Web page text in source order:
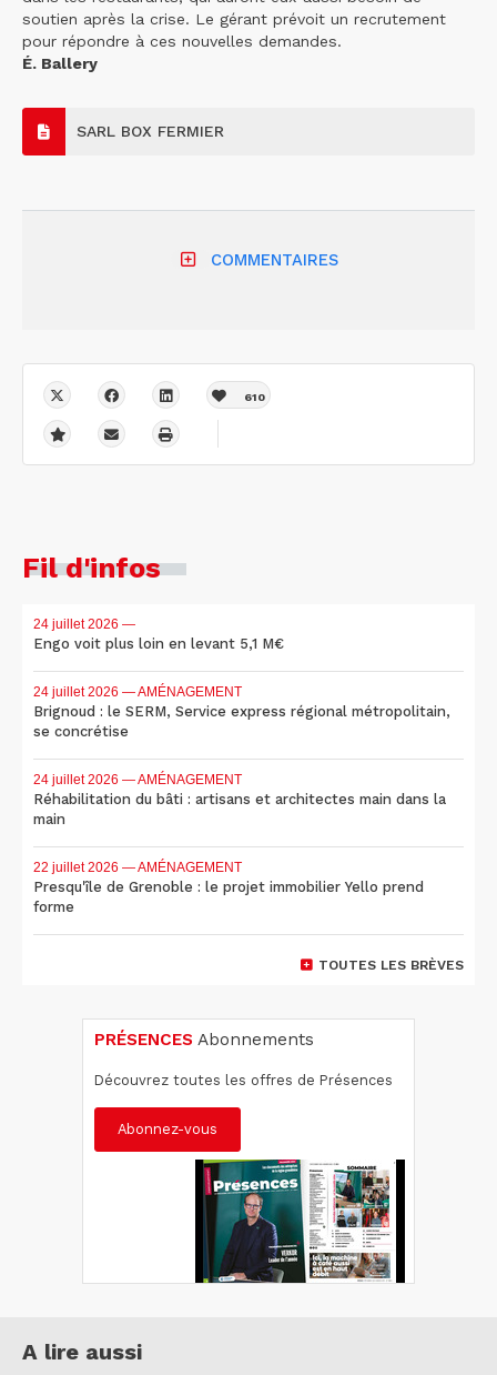
soutien après la crise. Le gérant prévoit un recrutement
pour répondre à ces nouvelles demandes.
É. Ballery
SARL BOX FERMIER
COMMENTAIRES
610
Fil d'infos
24 juillet 2026 —
Engo voit plus loin en levant 5,1 M€
24 juillet 2026 — AMÉNAGEMENT
Brignoud : le SERM, Service express régional métropolitain,
se concrétise
24 juillet 2026 — AMÉNAGEMENT
Réhabilitation du bâti : artisans et architectes main dans la
main
22 juillet 2026 — AMÉNAGEMENT
Presqu'île de Grenoble : le projet immobilier Yello prend
forme
TOUTES LES BRÈVES
PRÉSENCES Abonnements
Découvrez toutes les offres de Présences
Abonnez-vous
A lire aussi